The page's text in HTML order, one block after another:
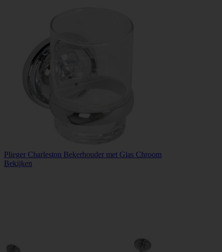
Plieger Charleston Bekerhouder met Glas Chroom
Bekijken